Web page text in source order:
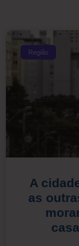
Região
A
as